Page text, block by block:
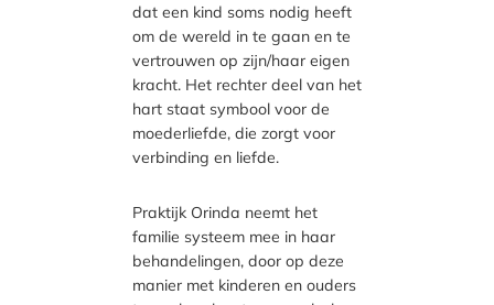
dat een kind soms nodig heeft
om de wereld in te gaan en te
vertrouwen op zijn/haar eigen
kracht. Het rechter deel van het
hart staat symbool voor de
moederliefde, die zorgt voor
verbinding en liefde.
Praktijk Orinda neemt het
familie systeem mee in haar
behandelingen, door op deze
manier met kinderen en ouders